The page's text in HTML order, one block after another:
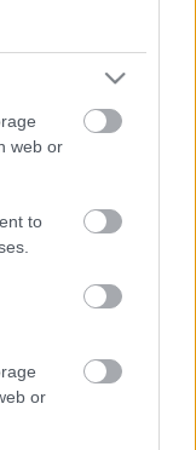
web or
to
or
tractor